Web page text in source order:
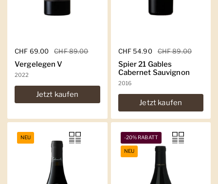
Regulärer Preis
CHF 69.00 Sale-Preis
CHF 89.00
Vergelegen V
2022
Jetzt kaufen
Regulärer Preis
CHF 54.90 Sale-Preis
CHF 89.00
Spier 21 Gables
Cabernet Sauvignon
2016
Jetzt kaufen
NEU -20% RABATT
NEU